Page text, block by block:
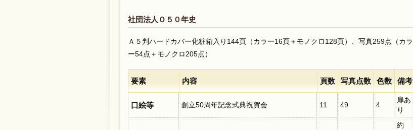
社団法人Ｏ５０年史
Ａ５判ハードカバー化粧箱入り144頁（カラー16頁＋モノクロ128頁）、写真259点（カラ
ー54点＋モノクロ205点）
要素 内容 頁数 写真点数 色数 備考
口絵等 創立50周年記念式典祝賀会 11 49 4
扉あ
り
約